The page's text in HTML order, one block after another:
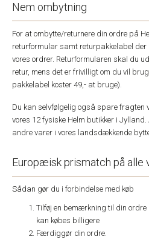
Nem ombytning
For at ombytte/returnere din ordre på
returformular samt returpakkelabel
vores ordrer. Returformularen skal du
retur, mens det er frivilligt om du vil
pakkelabel koster 49,- at bruge).
Du kan selvfølgelig også spare fragten
vores 12 fysiske Helm butikker i
andre varer i vores landsdækkende
Europæisk prismatch på alle
Sådan gør du i forbindelse med køb
Tilføj en bemærkning til din ordre
kan købes billigere
Færdiggør din ordre.